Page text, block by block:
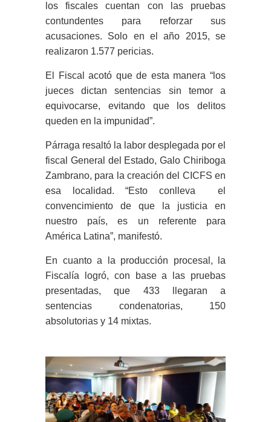
los fiscales cuentan con las pruebas
contundentes para reforzar sus
acusaciones. Solo en el año 2015, se
realizaron 1.577 pericias.
El Fiscal acotó que de esta manera “los
jueces dictan sentencias sin temor a
equivocarse, evitando que los delitos
queden en la impunidad”.
Párraga resaltó la labor desplegada por el
fiscal General del Estado, Galo Chiriboga
Zambrano, para la creación del CICFS en
esa localidad. “Esto conlleva el
convencimiento de que la justicia en
nuestro país, es un referente para
América Latina”, manifestó.
En cuanto a la producción procesal, la
Fiscalía logró, con base a las pruebas
presentadas, que 433 llegaran a
sentencias condenatorias, 150
absolutorias y 14 mixtas.